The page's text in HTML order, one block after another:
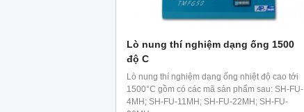
Lò nung thí nghiệm dạng ống 1500
độ C
Lò nung thí nghiệm dạng ống nhiệt độ cao tới
1500°C gồm có các mã sản phẩm sau: SH-FU-
4MH; SH-FU-11MH; SH-FU-22MH; SH-FU-